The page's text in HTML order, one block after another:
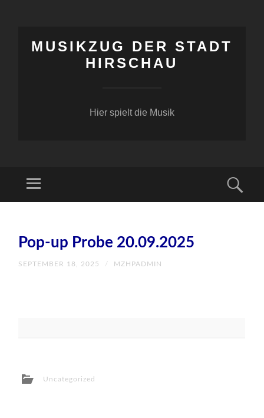
MUSIKZUG DER STADT
HIRSCHAU
Hier spielt die Musik
Menü
SPRINGENPop-up Probe 20.09.2025
SEPTEMBER 18, 2025 / MZHPADMIN
Uncategorized